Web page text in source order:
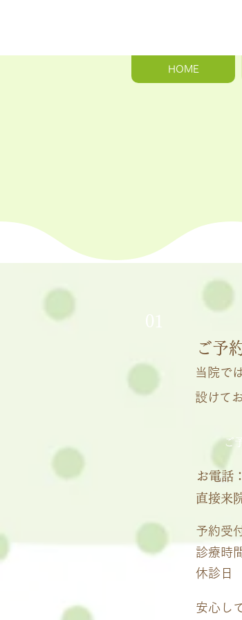
HOME
01
ご予
当院で
設けて
ご
お電話
直接来
予約受
診療時
休診日
安心し